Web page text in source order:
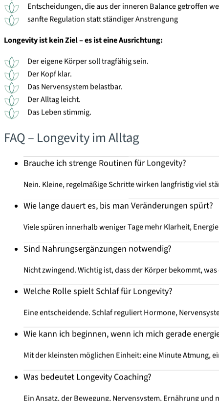
Entscheidungen, die aus der inneren Balance getroffen
sanfte Regulation statt ständiger Anstrengung
Longevity ist kein Ziel – es ist eine Ausrichtung:
Der eigene Körper soll tragfähig sein.
Der Kopf klar.
Das Nervensystem belastbar.
Der Alltag leicht.
Das Leben stimmig.
FAQ – Longevity im Alltag
Brauche ich strenge Routinen für Longevity?
Nein. Kleine, regelmäßige Schritte wirken langfristig viel
Wie lange dauert es, bis man Veränderungen spürt?
Viele spüren innerhalb weniger Tage mehr Klarheit,
Sind Nahrungsergänzungen notwendig?
Nicht zwingend. Wichtig ist, dass der Körper bekommt,
Welche Rolle spielt Schlaf für Longevity?
Eine entscheidende. Schlaf reguliert Hormone,
Wie kann ich beginnen, wenn ich mich gerade
Mit der kleinsten möglichen Einheit: eine Minute Atmung,
Was bedeutet Longevity Coaching?
Ein Ansatz, der Bewegung, Nervensystem, Ernährung